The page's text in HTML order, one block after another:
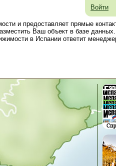
Войти
и предоставляет прямые
Ваш объект в базе данных.
в Испании ответит